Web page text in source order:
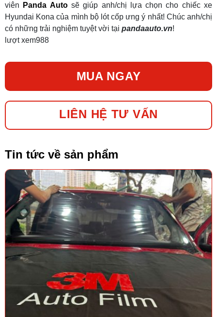
viên
Panda Autosẽ giúp anh/chị lựa chọn cho chiếc xe
Hyundai Kona của mình bộ lót cốp ưng ý nhất! Chúc anh/chị
có những trải nghiệm tuyệt vời tại pandaauto.vn!
lượt xem988
MUA NGAY
LIÊN HỆ TƯ VẤN
Tin tức về sản phẩm